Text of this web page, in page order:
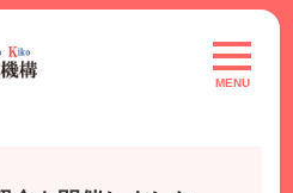
toggle
MENU